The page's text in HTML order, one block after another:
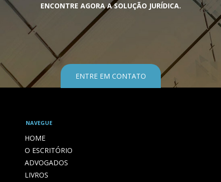
ENCONTRE AGORA A SOLUÇÃO JURÍDICA.
ENTRE EM CONTATO
NAVEGUE
HOME
O ESCRITÓRIO
ADVOGADOS
LIVROS